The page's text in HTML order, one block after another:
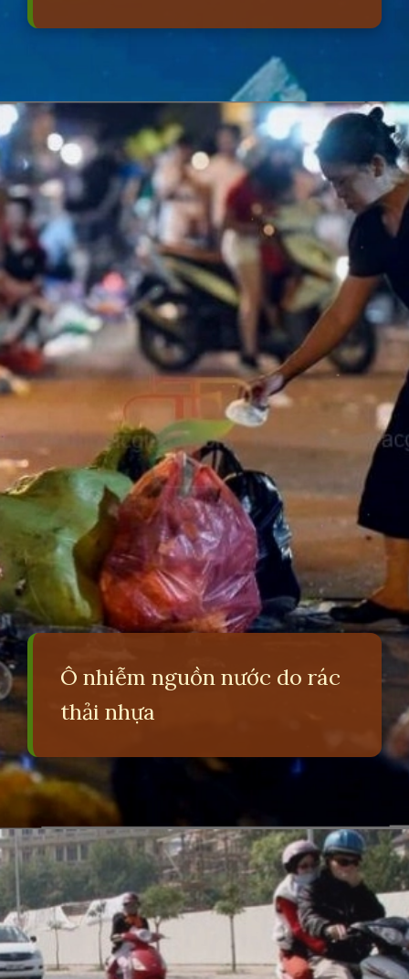
Đang mở
Ô nhiễm nguồn nước do rác
thải nhựa
Đang mở https://erci.edu.vn/tac-hai-cua-viec-xa-rac-bua-bai